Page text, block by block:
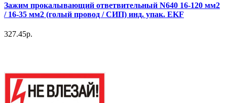
Зажим прокалывающий ответвительный N640 16-120 мм2
/ 16-35 мм2 (голый провод / СИП) инд. упак. EKF
327.45р.